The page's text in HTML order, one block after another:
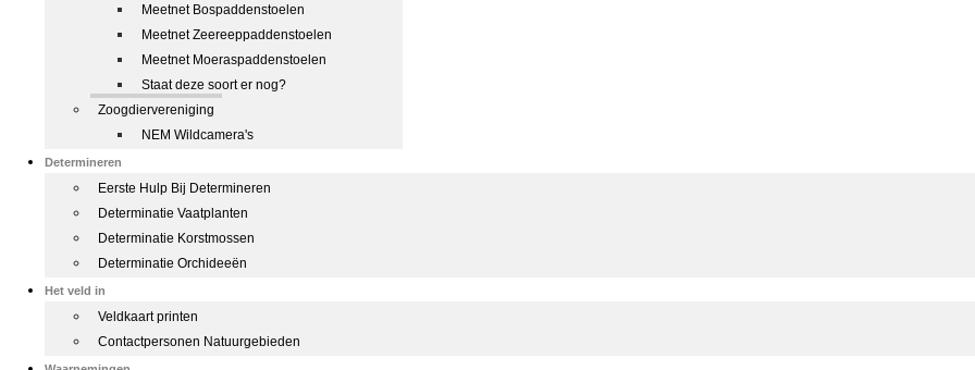
Meetnet Bospaddenstoelen
Meetnet Zeereeppaddenstoelen
Meetnet Moeraspaddenstoelen
Staat deze soort er nog?
Zoogdiervereniging
NEM Wildcamera's
Determineren
Eerste Hulp Bij Determineren
Determinatie Vaatplanten
Determinatie Korstmossen
Determinatie Orchideeën
Het veld in
Veldkaart printen
Contactpersonen Natuurgebieden